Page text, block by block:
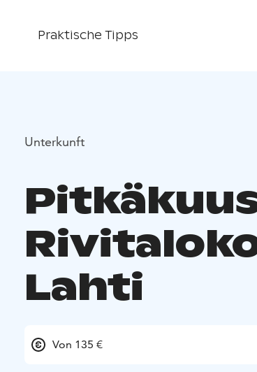
Praktische Tipps
Unterkunft
Lahti
Von 135 €